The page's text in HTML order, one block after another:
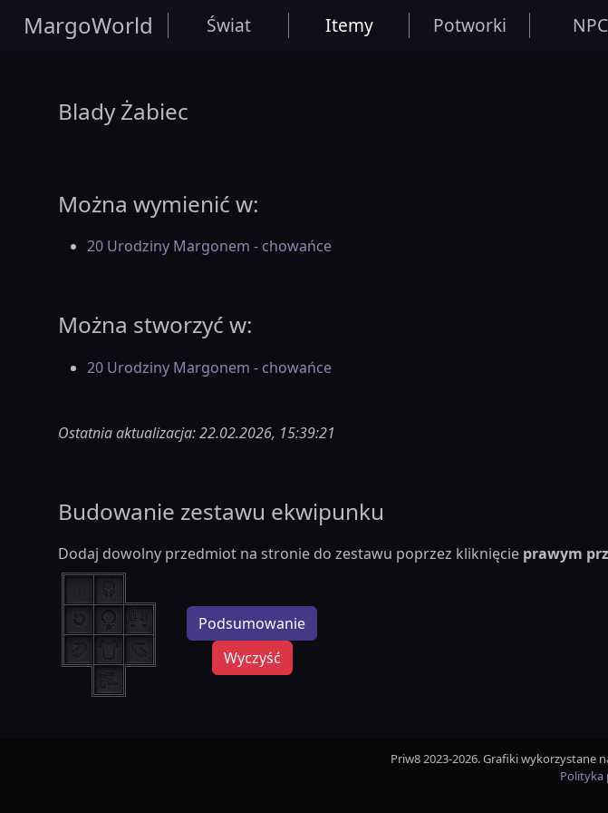
MargoWorld Świat Itemy Potworki NPC
Blady Żabiec
Można wymienić w:
20 Urodziny Margonem - chowańce
Można stworzyć w:
20 Urodziny Margonem - chowańce
Ostatnia aktualizacja: 22.02.2026, 15:39:21
Budowanie zestawu ekwipunku
Dodaj dowolny przedmiot na stronie do zestawu poprzez kliknięcie prawym
Podsumowanie
Wyczyść
Priw8 2023-2026. Grafiki wykorzystane
Polityka